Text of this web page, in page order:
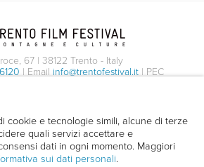
cookie e tecnologie simili, alcune di terze
quali servizi accettare e
dati in ogni momento. Maggiori
sui dati personali.
67 | 38122 Trento - Italy
| Email info@trentofestival.it | PEC